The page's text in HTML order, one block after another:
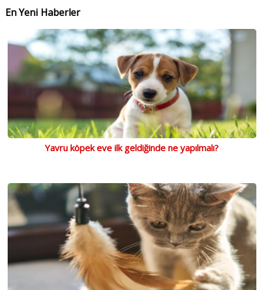
En Yeni Haberler
Yavru köpek eve ilk geldiğinde ne yapılmalı?